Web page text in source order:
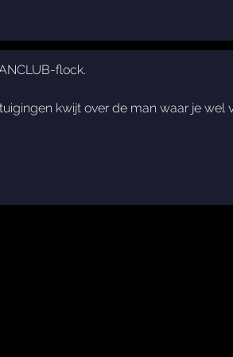
flock.
kwijt over de man waar je wel